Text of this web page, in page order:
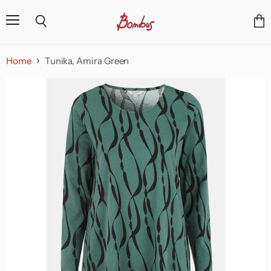
Home Tunika, Amira Green